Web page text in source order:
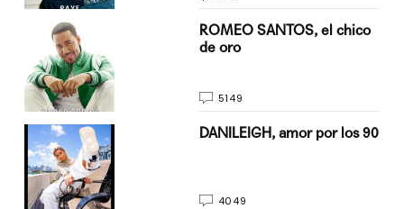
ROMEO SANTOS, el chico
de oro
5149
DANILEIGH, amor por los 90
4049